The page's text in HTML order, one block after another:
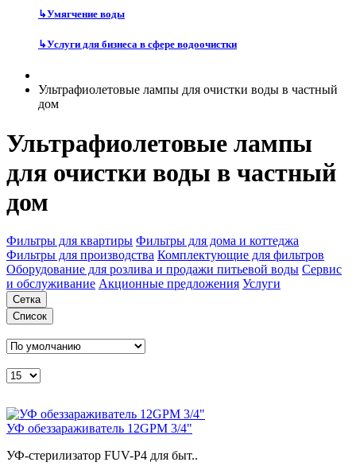
↳Умягчение воды
↳Услуги для бизнеса в сфере водоочистки
Ультрафиолетовые лампы для очистки воды в частный
дом
Ультрафиолетовые лампы
для очистки воды в частный
дом
Фильтры для квартиры Фильтры для дома и коттеджа
Фильтры для производства Комплектующие для фильтров
Оборудование для розлива и продажи питьевой воды Сервис
и обслуживание Акционные предложения Услуги
Сетка
Список
УФ обеззараживатель 12GPM 3/4"
УФ-стерилизатор FUV-P4 для быт..